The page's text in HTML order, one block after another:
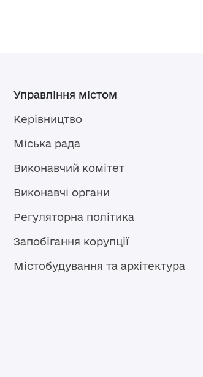
Управління містом
Керівництво
Міська рада
Виконавчий комітет
Виконавчі органи
Регуляторна політика
Запобігання корупції
Містобудування та архітектура